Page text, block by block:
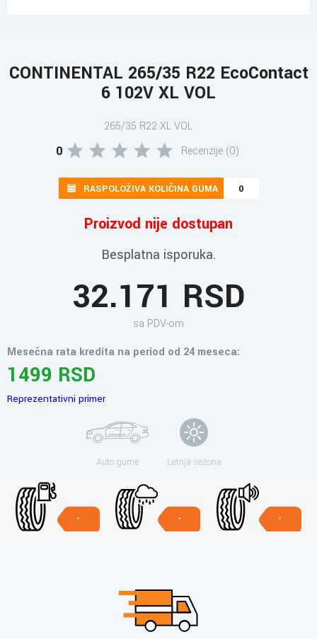
CONTINENTAL 265/35 R22 EcoContact
6 102V XL VOL
265/35 R22 XL VOL
0 Recenzije (0)
RASPOLOŽIVA KOLIČINA GUMA 0
Proizvod nije dostupan
Besplatna isporuka.
32.171 RSD
sa PDV-om
Mesečna rata kredita na period od 24 meseca:
1499 RSD
Reprezentativni primer
Auto gume Letnja sezona
- - -